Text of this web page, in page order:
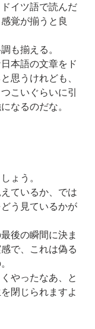
イツ語で読んだ
覚が揃うと良
も揃える。
本語の文章をド
思うけれども、
こいぐらいに引
なるのだな。
ょう。
ているか、では
う見ているかが
後の瞬間に決ま
で、これは偽る
やったなあ、と
閉じられますよ